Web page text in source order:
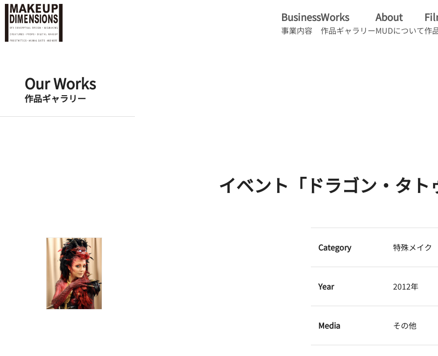
Business
事業内容
Works
作品ギャラリー
About
MUDについて作
Our Works
作品ギャラリー
イベント「ドラゴン・タト
Category 特殊メイク
Year 2012年
Media その他